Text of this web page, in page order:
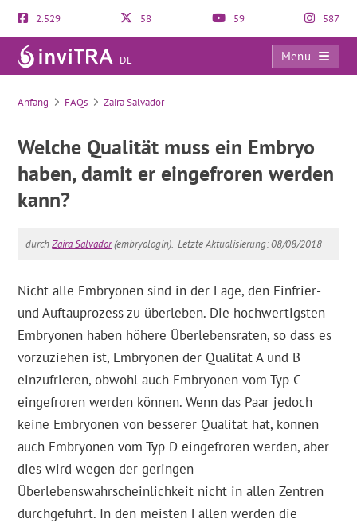
2.529 58 59 587
DE
Menü
FAQs
Anfang FAQs Zaira Salvador
Welche Qualität muss ein Embryo
haben, damit er eingefroren werden
kann?
durchZaira Salvador(embryologin). Letzte Aktualisierung: 08/08/2018
Nicht alle Embryonen sind in der Lage, den Einfrier-
und Auftauprozess zu überleben. Die hochwertigsten
Embryonen haben höhere Überlebensraten, so dass es
vorzuziehen ist, Embryonen der Qualität A und B
einzufrieren, obwohl auch Embryonen vom Typ C
eingefroren werden können. Wenn das Paar jedoch
keine Embryonen von besserer Qualität hat, können
auch Embryonen vom Typ D eingefroren werden, aber
dies wird wegen der geringen
Überlebenswahrscheinlichkeit nicht in allen Zentren
durchgeführt. In den meisten Fällen werden die